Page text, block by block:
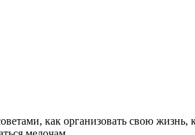
как организовать свою